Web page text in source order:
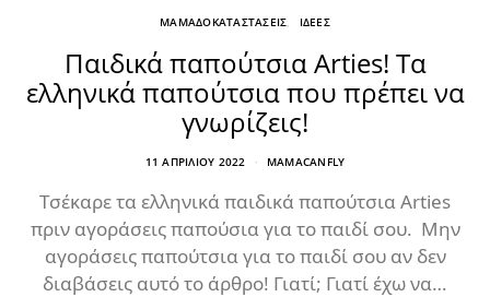
ΜΑΜΑΔΟΚΑΤΑΣΤΑΣΕΙΣ ΙΔΕΕΣ
Παιδικά παπούτσια Arties! Τα
ελληνικά παπούτσια που πρέπει να
γνωρίζεις!
11 ΑΠΡΙΛΊΟΥ 2022 MAMACANFLY
Τσέκαρε τα ελληνικά παιδικά παπούτσια Arties
πριν αγοράσεις παπούσια για το παιδί σου. Μην
αγοράσεις παπούτσια για το παιδί σου αν δεν
διαβάσεις αυτό το άρθρο! Γιατί; Γιατί έχω να…